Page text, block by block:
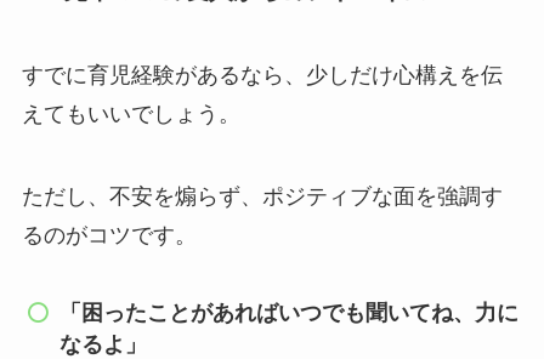
すでに育児経験があるなら、少しだけ心構えを伝
えてもいいでしょう。
ただし、不安を煽らず、ポジティブな面を強調す
るのがコツです。
「困ったことがあればいつでも聞いてね、力に
なるよ」